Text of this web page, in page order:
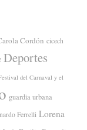
Cordón cicech
Deportes
del Carnaval y el
guardia urbana
Ferrelli Lorena